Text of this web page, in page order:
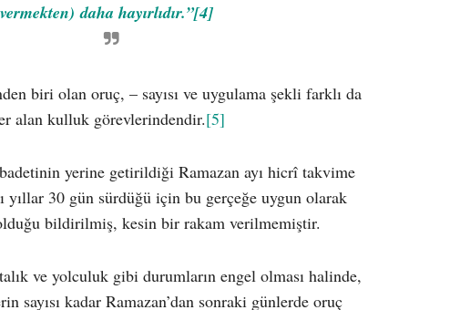
vermekten) daha hayırlıdır.”[4]
biri olan oruç, – sayısı ve uygulama şekli farklı da
alan kulluk görevlerindendir.[5]
yerine getirildiği Ramazan ayı hicrî takvime
yıllar 30 gün sürdüğü için bu gerçeğe uygun olarak
bildirilmiş, kesin bir rakam verilmemiştir.
ve yolculuk gibi durumların engel olması halinde,
sayısı kadar Ramazan’dan sonraki günlerde oruç